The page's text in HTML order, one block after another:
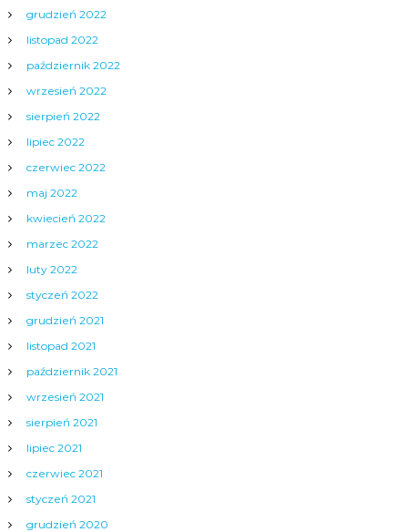
grudzień 2022
listopad 2022
październik 2022
wrzesień 2022
sierpień 2022
lipiec 2022
czerwiec 2022
maj 2022
kwiecień 2022
marzec 2022
luty 2022
styczeń 2022
grudzień 2021
listopad 2021
październik 2021
wrzesień 2021
sierpień 2021
lipiec 2021
czerwiec 2021
styczeń 2021
grudzień 2020